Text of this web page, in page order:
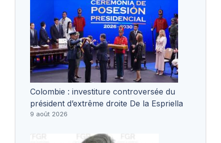
Colombie : investiture controversée du
président d’extrême droite De la Espriella
9 août 2026